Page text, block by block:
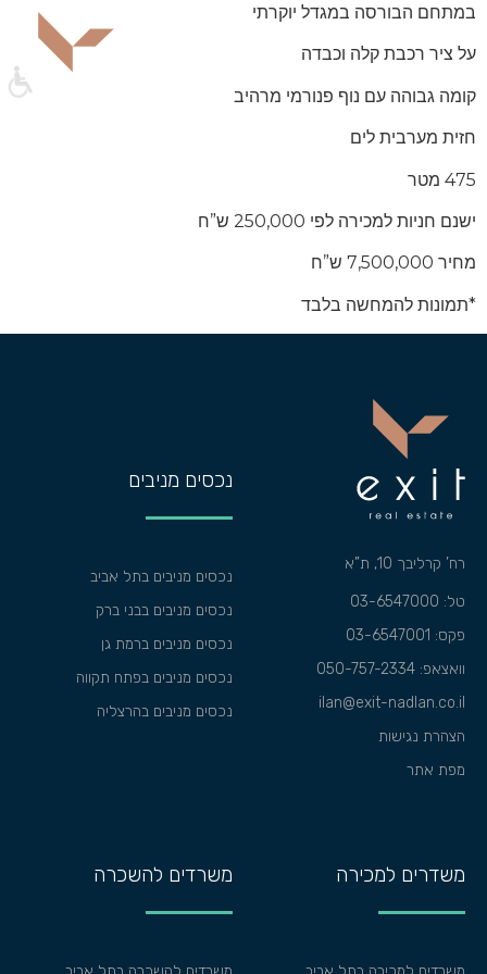
במתחם הבורסה במגדל יוקרתי
על ציר רכבת קלה וכבדה
קומה גבוהה עם נוף פנורמי מרהיב
חזית מערבית לים
475 מטר
ישנם חניות למכירה לפי 250,000 ש”ח
מחיר 7,500,000 ש”ח
*תמונות להמחשה בלבד
משרדים להשכרה משדרים למכירה
נכסים מניבים
נכסים מניבים בתל אביב
נכסים מניבים בבני ברק
נכסים מניבים ברמת גן
נכסים מניבים בפתח תקווה
נכסים מניבים בהרצליה
רח’ קרליבך 10, ת”א
טל: 03-6547000
פקס: 03-6547001
וואצאפ: 050-757-2334
ilan@exit-nadlan.co.il
הצהרת נגישות
מפת אתר